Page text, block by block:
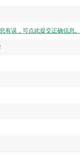
有误，可点此提交正确信息。